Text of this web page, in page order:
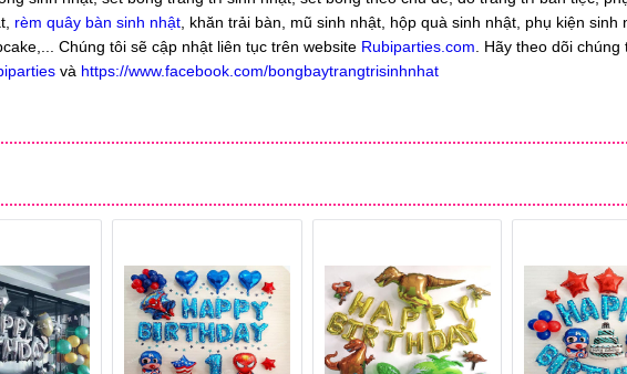
rèm quây bàn sinh nhật , khăn trải bàn, mũ sinh nhật, hộp quà sinh nhật, phụ kiện sinh
Chúng tôi sẽ cập nhật liên tục trên website Rubiparties.com . Hãy theo dõi chúng
và https://www.facebook.com/bongbaytrangtrisinhnhat